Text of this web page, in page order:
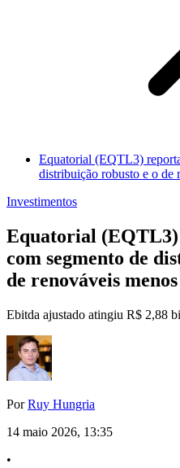
Equatorial (EQTL3)
distribuição robusto e o de
Investimentos
Equatorial
com segmento de
de renováveis
Ebitda ajustado atingiu R$ 2,88
PorRuy Hungria
14 maio 2026, 13:35
•